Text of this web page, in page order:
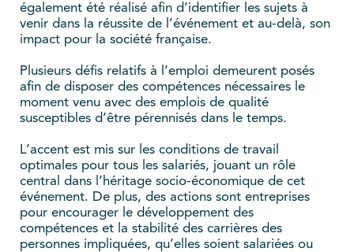
également été réalisé afin d’identifier les sujets à
venir dans la réussite de l’événement et au-delà, son
impact pour la société française.
Plusieurs défis relatifs à l’emploi demeurent posés
afin de disposer des compétences nécessaires le
moment venu avec des emplois de qualité
susceptibles d’être pérennisés dans le temps.
L’accent est mis sur les conditions de travail
optimales pour tous les salariés, jouant un rôle
central dans l’héritage socio-économique de cet
événement. De plus, des actions sont entreprises
pour encourager le développement des
compétences et la stabilité des carrières des
personnes impliquées, qu’elles soient salariées ou